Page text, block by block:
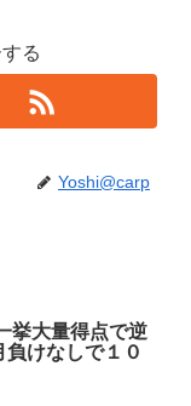
る
Yoshi@carp
挙大量得点で逆
けなしで１０